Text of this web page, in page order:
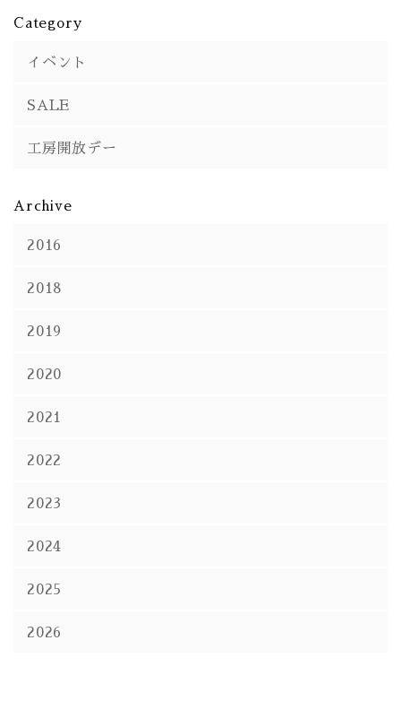
Category
イベント
SALE
工房開放デー
Archive
2016
2018
2019
2020
2021
2022
2023
2024
2025
2026